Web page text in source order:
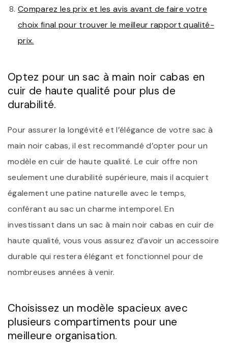
Comparez les prix et les avis avant de faire votre
choix final pour trouver le meilleur rapport qualité-
prix.
Optez pour un sac à main noir cabas en
cuir de haute qualité pour plus de
durabilité.
Pour assurer la longévité et l’élégance de votre sac à
main noir cabas, il est recommandé d’opter pour un
modèle en cuir de haute qualité. Le cuir offre non
seulement une durabilité supérieure, mais il acquiert
également une patine naturelle avec le temps,
conférant au sac un charme intemporel. En
investissant dans un sac à main noir cabas en cuir de
haute qualité, vous vous assurez d’avoir un accessoire
durable qui restera élégant et fonctionnel pour de
nombreuses années à venir.
Choisissez un modèle spacieux avec
plusieurs compartiments pour une
meilleure organisation.